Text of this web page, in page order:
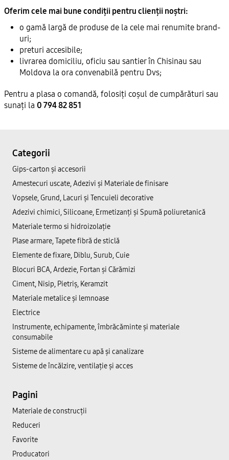
Oferim cele mai bune condiții pentru clienții noștri:
o gamă largă de produse de la cele mai renumite brand-
uri;
preturi accesibile;
livrarea domiciliu, oficiu sau santier în Chisinau sau
Moldova la ora convenabilă pentru Dvs;
Pentru a plasa o comandă, folosiți coșul de cumpărături sau
sunați la 0 794 82 851
Categorii
Gips-carton și accesorii
Amestecuri uscate, Adezivi şi Materiale de finisare
Vopsele, Grund, Lacuri și Tencuieli decorative
Adezivi chimici, Silicoane, Ermetizanți și Spumă poliuretanică
Materiale termo si hidroizolație
Plase armare, Tapete fibră de sticlă
Elemente de fixare, Diblu, Surub, Cuie
Blocuri BCA, Ardezie, Fortan și Cărămizi
Ciment, Nisip, Pietriș, Keramzit
Materiale metalice și lemnoase
Electrice
Instrumente, echipamente, îmbrăcăminte și materiale
consumabile
Sisteme de alimentare cu apă și canalizare
Sisteme de încălzire, ventilație și acces
Pagini
Materiale de construcții
Reduceri
Favorite
Producatori